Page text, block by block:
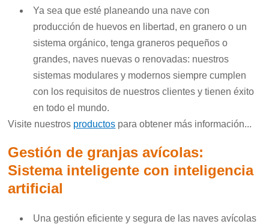
Ya sea que esté planeando una nave con
producción de huevos en libertad, en granero o un
sistema orgánico, tenga graneros pequeños o
grandes, naves nuevas o renovadas: nuestros
sistemas modulares y modernos siempre cumplen
con los requisitos de nuestros clientes y tienen éxito
en todo el mundo.
Visite nuestros productos para obtener más información...
Gestión de granjas avícolas:
Sistema inteligente con inteligencia
artificial
Una gestión eficiente y segura de las naves avícolas